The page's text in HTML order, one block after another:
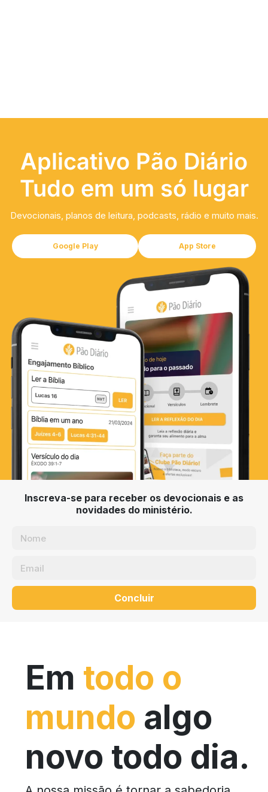
Aplicativo Pão Diário
Tudo em um só lugar
Devocionais, planos de leitura, podcasts, rádio e muito mais.
Google Play App Store
Inscreva-se para receber os devocionais e as
novidades do ministério.
Concluir
Em todo o
mundo algo
novo todo dia.